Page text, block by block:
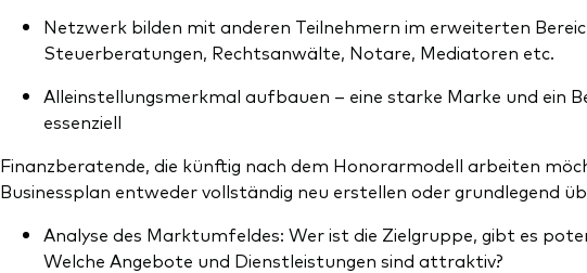
Netzwerk bilden mit anderen Teilnehmern im erweiterten
Steuerberatungen, Rechtsanwälte, Notare, Mediatoren etc.
Alleinstellungsmerkmal aufbauen – eine starke Marke und ein
essenziell
Finanzberatende, die künftig nach dem Honorarmodell arbeiten
Businessplan entweder vollständig neu erstellen oder grundlegend
Analyse des Marktumfeldes: Wer ist die Zielgruppe, gibt es
Welche Angebote und Dienstleistungen sind attraktiv?